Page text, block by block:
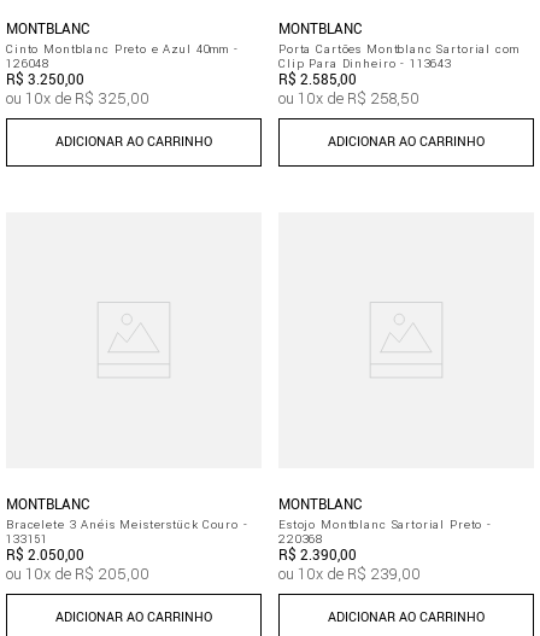
MONTBLANC
Cinto Montblanc Preto e Azul 40mm -
126048
R$ 3.250,00
ou 10x de R$ 325,00
ADICIONAR AO CARRINHO
MONTBLANC
Porta Cartões Montblanc Sartorial com
Clip Para Dinheiro - 113643
R$ 2.585,00
ou 10x de R$ 258,50
ADICIONAR AO CARRINHO
MONTBLANC
Bracelete 3 Anéis Meisterstück Couro -
133151
R$ 2.050,00
ou 10x de R$ 205,00
ADICIONAR AO CARRINHO
MONTBLANC
Estojo Montblanc Sartorial Preto -
220368
R$ 2.390,00
ou 10x de R$ 239,00
ADICIONAR AO CARRINHO